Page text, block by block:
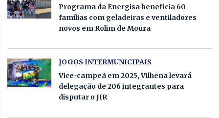
Programa da Energisa beneficia 60
famílias com geladeiras e ventiladores
novos em Rolim de Moura
JOGOS INTERMUNICIPAIS
Vice-campeã em 2025, Vilhena levará
delegação de 206 integrantes para
disputar o JIR